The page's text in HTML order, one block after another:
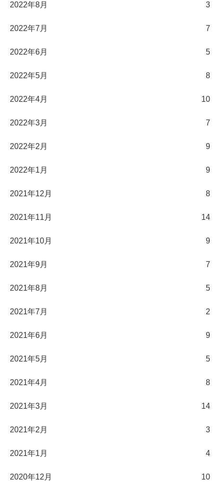
2022年8月 3
2022年7月 7
2022年6月 5
2022年5月 8
2022年4月 10
2022年3月 7
2022年2月 9
2022年1月 9
2021年12月 8
2021年11月 14
2021年10月 9
2021年9月 7
2021年8月 5
2021年7月 2
2021年6月 9
2021年5月 5
2021年4月 8
2021年3月 14
2021年2月 3
2021年1月 4
2020年12月 10